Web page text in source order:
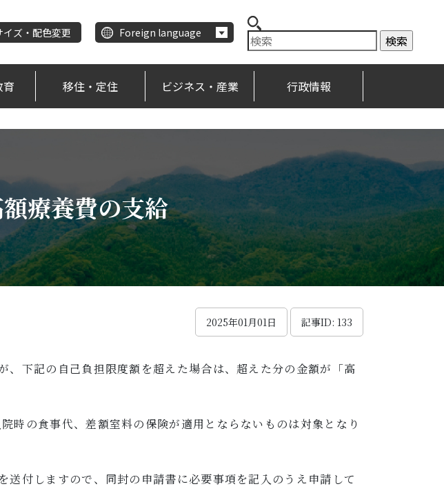
イズ・配色変更 Foreign language
育 移住・定住 ビジネス・産業 行政情報
療養費の支給
2025年01月01日 記事ID: 133
下記の自己負担限度額を超えた場合は、超えた分の金額が「高
の食事代、差額室料の保険が適用とならないものは対象となり
付しますので、同封の申請書に必要事項を記入のうえ申請して